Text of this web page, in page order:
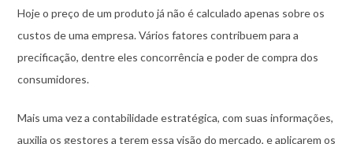
Hoje o preço de um produto já não é calculado apenas sobre os
custos de uma empresa. Vários fatores contribuem para a
precificação, dentre eles concorrência e poder de compra dos
consumidores.
Mais uma vez a contabilidade estratégica, com suas informações,
auxilia os gestores a terem essa visão do mercado, e aplicarem os